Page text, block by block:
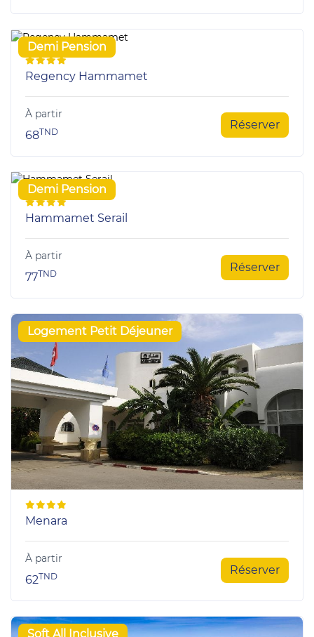
Demi Pension
Regency Hammamet
À partir
68TND Réserver
Demi Pension
Hammamet Serail
À partir
77TND Réserver
Logement Petit Déjeuner
Menara
À partir
62TND Réserver
Soft All Inclusive